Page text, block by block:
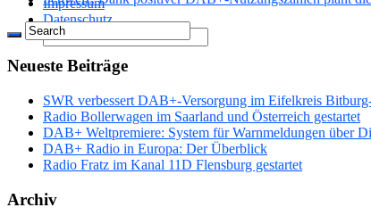
Datenschutz
Neueste Beiträge
SWR verbessert DAB+-Versorgung im Eifelkreis
Radio Bollerwagen im Saarland und Österreich gestartet
DAB+ Weltpremiere: System für Warnmeldungen über
DAB+ Radio in Europa: Der Überblick
Radio Fratz im Kanal 11D Flensburg gestartet
Archiv